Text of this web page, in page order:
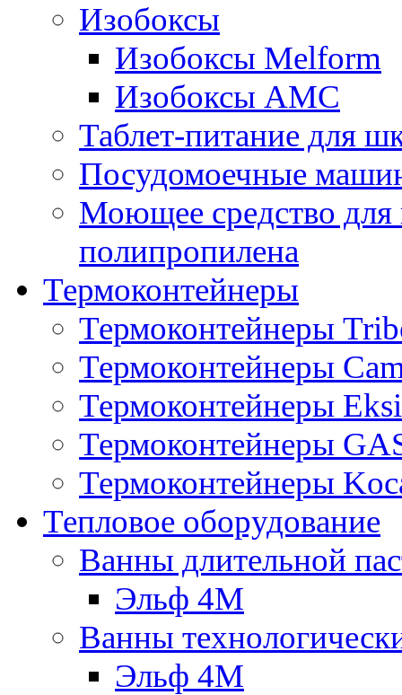
Изобоксы
Изобоксы Melform
Изобоксы AMC
Таблет-питание для
Посудомоечные
Моющее средство для
полипропилена
Термоконтейнеры
Термоконтейнеры
Термоконтейнеры
Термоконтейнеры Eksi
Термоконтейнеры
Термоконтейнеры
Тепловое оборудование
Ванны длительной
Эльф 4М
Ванны
Эльф 4М